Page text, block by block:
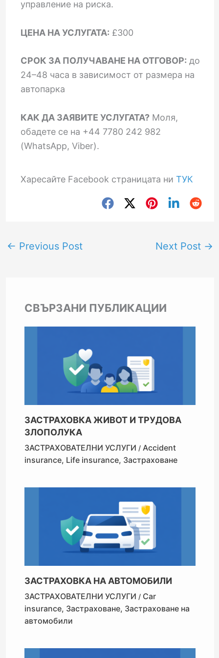
управление на риска.
ЦЕНА НА УСЛУГАТА: £300
СРОК ЗА ПОЛУЧАВАНЕ НА ОТГОВОР: до
24–48 часа в зависимост от размера на
автопарка
КАК ДА ЗАЯВИТЕ УСЛУГАТА?Моля,
обадете се на +44 7780 242 982
(WhatsApp, Viber).
Харесайте Facebook страницата ни ТУК
← Previous Post Next Post →
СВЪРЗАНИ ПУБЛИКАЦИИ
ЗАСТРАХОВКА ЖИВОТ И ТРУДОВА
ЗЛОПОЛУКА
ЗАСТРАХОВАТЕЛНИ УСЛУГИ / Accident
insurance, Life insurance, Застраховане
ЗАСТРАХОВКА НА АВТОМОБИЛИ
ЗАСТРАХОВАТЕЛНИ УСЛУГИ / Car
insurance, Застраховане, Застраховане на
автомобили